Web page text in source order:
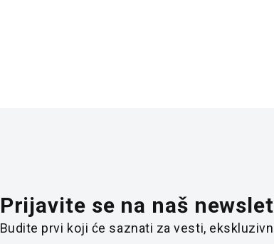
Prijavite se na naš
Budite prvi koji će saznati za vesti,